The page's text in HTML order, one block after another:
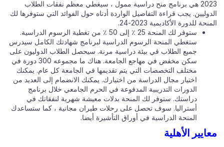
2023 هي برنامج منح دراسية ممول ، سيغطي معظم نفقات الطلاب
يجب قراءة التفاصيل الواردة أدناه حول الفوائد التي ستوفرها لك
للدورة الأكاديمية 2023-24.
ستوفر لك المنحة 25 ٪ إلى 50 ٪ من تغطية الرسوم الدراسية.
ستغطي المنحة الرسوم الدراسية لبرنامج شهادتك الكامل سيدرس
جميع الطلاب في بيئة دراسية مرنة. سيحصل الطلاب الدوليون على
سكن مخفض في مهاجع الجامعة. هناك ما مجموعه 300 دورة في
مختلف التخصصات التي يتم تقديمها في الجامعة كل عام. يمكنك
اختيار مجال الدراسة من اختيارك. يمكنك الانضمام إلى العديد من
الدورات التدريبية المدفوعة في الحرم الجامعي خلال برنامج
دراستك. ستوفر لك المنحة بدلات معيشة شهرية لنفقاتك في
أستراليا. سوف تحصل على رحلات طيران مجانية ، كما ستساعدك
المنحة الدراسية في أوراق التأشيرة أيضا.
الأهلية